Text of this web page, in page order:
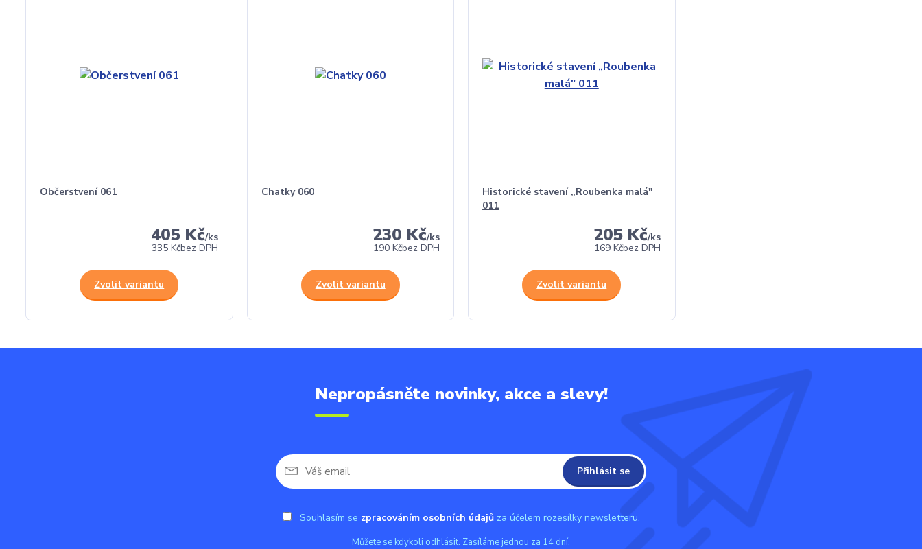
Občerstvení 061
405 Kč/ks
335 Kčbez DPH
Zvolit variantu
Chatky 060
230 Kč/ks
190 Kčbez DPH
Zvolit variantu
Historické stavení „Roubenka malá"
011
205 Kč/ks
169 Kčbez DPH
Zvolit variantu
Nepropásněte novinky, akce a slevy!
Přihlásit se
Souhlasím se zpracováním osobních údajůza účelem rozesílky newsletteru.
Můžete se kdykoli odhlásit. Zasíláme jednou za 14 dní.